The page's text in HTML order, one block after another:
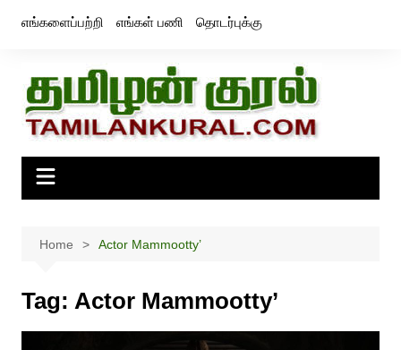
எங்களைப்பற்றி எங்கள் பணி தொடர்புக்கு
Home Actor Mammootty’
Tag: Actor Mammootty’